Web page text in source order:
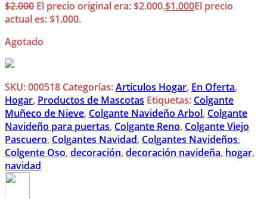
$2.000 El precio original era: $2.000.$1.000El precio
actual es: $1.000.
Agotado
SKU:000518 Categorías:Articulos Hogar, En Oferta,
Hogar, Productos de Mascotas Etiquetas: Colgante
Muñeco de Nieve, Colgante Navideño Arbol, Colgante
Navideño para puertas, Colgante Reno, Colgante Viejo
Pascuero, Colgantes Navidad, Colgantes Navideños,
Colgente Oso, decoración, decoración navideña, hogar,
navidad